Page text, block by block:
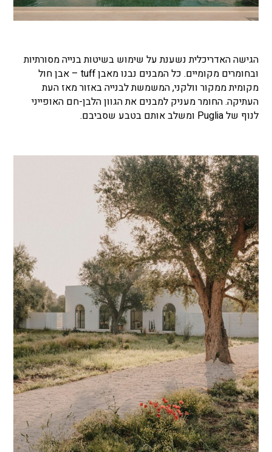
הגישה האדריכלית נשענת על שימוש בשיטות בנייה מסורתיות
ובחומרים מקומיים. כל המבנים נבנו מאבן tuff – אבן חול
מקומית ממקור וולקני, המשמשת לבנייה באזור מאז העת
העתיקה. החומר מעניק למבנים את הגוון הלבן-חם האופייני
לנוף של Puglia ומשלב אותם בטבע שסביבם.